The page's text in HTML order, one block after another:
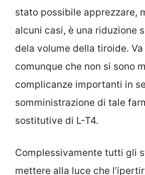
stato possibile apprezzare,
alcuni casi, è una riduzione
dela volume della tiroide.
comunque che non si sono
complicanze importanti in
somministrazione di tale
sostitutive di L-T4.
Complessivamente tutti gli
mettere alla luce che